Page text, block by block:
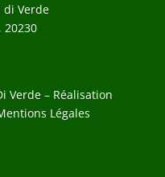
di Verde
20230
Verde – Réalisation
Légales